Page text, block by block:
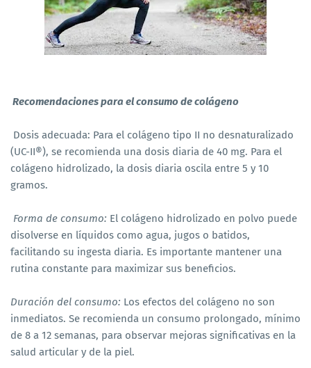
Recomendaciones para el consumo de colágeno
Dosis adecuada: Para el colágeno tipo II no desnaturalizado
(UC-II®), se recomienda una dosis diaria de 40 mg. Para el
colágeno hidrolizado, la dosis diaria oscila entre 5 y 10
gramos.
Forma de consumo: El colágeno hidrolizado en polvo puede
disolverse en líquidos como agua, jugos o batidos,
facilitando su ingesta diaria. Es importante mantener una
rutina constante para maximizar sus beneficios.
Duración del consumo: Los efectos del colágeno no son
inmediatos. Se recomienda un consumo prolongado, mínimo
de 8 a 12 semanas, para observar mejoras significativas en la
salud articular y de la piel.